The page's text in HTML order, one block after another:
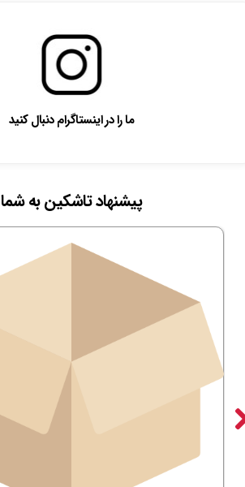
ما را در اینستاگرام دنبال کنید
پیشنهاد تاشکین به شما